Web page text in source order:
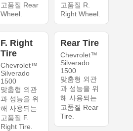
고품질 Rear
Wheel.
고품질 R.
Right Wheel.
F. Right
Tire
Chevrolet™
Silverado
1500
맞춤형 외관
과 성능을 위
해 사용되는
고품질 F.
Right Tire.
Rear Tire
Chevrolet™
Silverado
1500
맞춤형 외관
과 성능을 위
해 사용되는
고품질 Rear
Tire.